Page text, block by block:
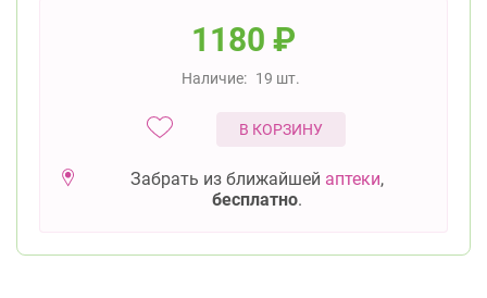
1180 ₽
Наличие: 19 шт.
В КОРЗИНУ
Забрать из ближайшей аптеки,
бесплатно.